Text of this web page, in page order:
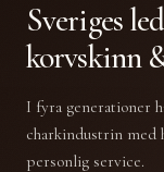
Sveriges
korvskinn
I fyra generationer
charkindustrin med
personlig service.